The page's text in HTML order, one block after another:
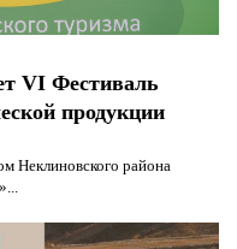
VI Фестиваль
продукции
Неклиновского района